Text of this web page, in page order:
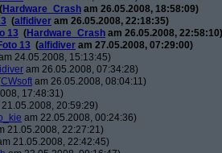
(Hardware_Crash am 26.05.2008, 18:58:09)
(alfidiver am 26.05.2008, 22:18:35)
13 (Hardware_Crash am 26.05.2008, 22:58:10)
13 (alfidiver am 27.05.2008, 07:29:00)
24.05.2008, 15:13:45)
am 26.05.2008, 07:34:28)
CWsoft am 26.05.2008, 08:04:11)
17:48:31)
20:59:29)
am 22.05.2008, 00:24:36)
21.05.2008, 22:27:21)
21.05.2008, 22:42:45)